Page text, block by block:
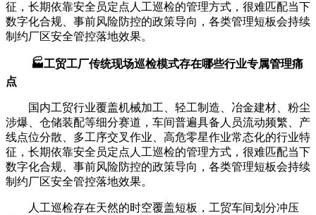
征，长期依靠安全员定点人工巡检的管理方式，很难匹配当下
数字化合规、事前风险防控的政策导向，各类管理短板会持续
制约厂区安全管控落地效果。
🏭工贸工厂传统现场巡检模式存在哪些行业专属管理痛
点
国内工贸行业覆盖机械加工、轻工制造、冶金建材、粉尘
涉爆、仓储装配等细分赛道，车间普遍具备人员流动频繁、产
线点位分散、多工序交叉作业、高危零星作业常态化的行业特
征，长期依靠安全员定点人工巡检的管理方式，很难匹配当下
数字化合规、事前风险防控的政策导向，各类管理短板会持续
制约厂区安全管控落地效果。
人工巡检存在天然的时空覆盖短板，工贸车间划分冲压